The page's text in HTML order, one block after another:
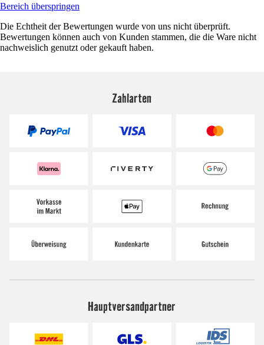
Bereich überspringen
Die Echtheit der Bewertungen wurde von uns nicht überprüft.
Bewertungen können auch von Kunden stammen, die die Ware nicht
nachweislich genutzt oder gekauft haben.
Zahlarten
Hauptversandpartner